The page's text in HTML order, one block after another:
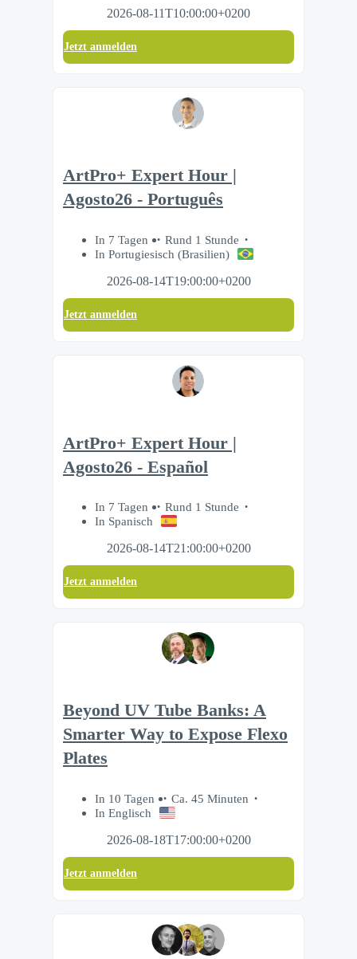
2026-08-11T10:00:00+0200
Jetzt anmelden
ArtPro+ Expert Hour |
Agosto26 - Português
In 7 Tagen
Rund 1 Stunde
In Portugiesisch (Brasilien)
2026-08-14T19:00:00+0200
Jetzt anmelden
ArtPro+ Expert Hour |
Agosto26 - Español
In 7 Tagen
Rund 1 Stunde
In Spanisch
2026-08-14T21:00:00+0200
Jetzt anmelden
Beyond UV Tube Banks: A
Smarter Way to Expose Flexo
Plates
In 10 Tagen
Ca. 45 Minuten
In Englisch
2026-08-18T17:00:00+0200
Jetzt anmelden